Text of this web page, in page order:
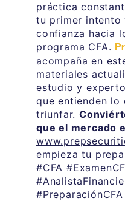
práctica
tu primer intento
confianza hacia
programa CFA.
acompaña en
materiales
estudio y
que entienden lo
triunfar.
que el mercado
empieza tu
#CFA